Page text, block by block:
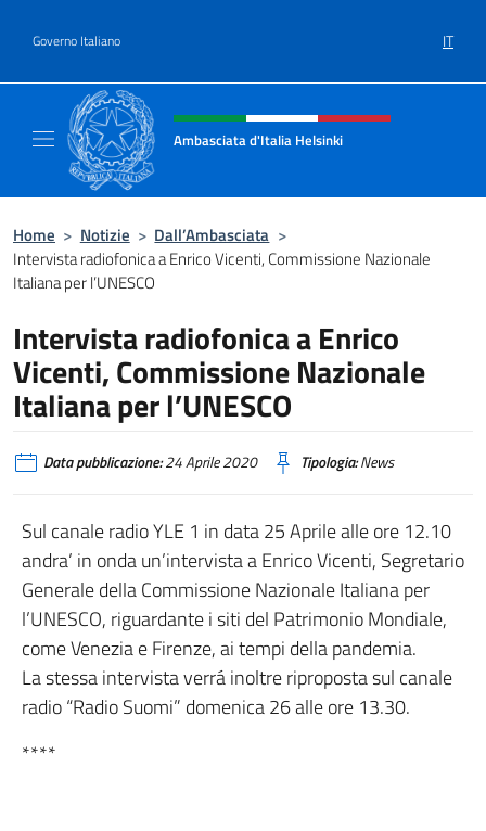
Governo Italiano IT
Intestazione sito, social e menù
Ambasciata d'Italia Helsinki
Home > Notizie > Dall’Ambasciata >
Intervista radiofonica a Enrico Vicenti, Commissione Nazionale
Italiana per l’UNESCO
Intervista radiofonica a Enrico
Vicenti, Commissione Nazionale
Italiana per l’UNESCO
Data pubblicazione:24 Aprile 2020 Tipologia:News
Sul canale radio YLE 1 in data 25 Aprile alle ore 12.10
andra’ in onda un’intervista a Enrico Vicenti, Segretario
Generale della Commissione Nazionale Italiana per
l’UNESCO, riguardante i siti del Patrimonio Mondiale,
come Venezia e Firenze, ai tempi della pandemia.
La stessa intervista verrá inoltre riproposta sul canale
radio “Radio Suomi” domenica 26 alle ore 13.30.
****